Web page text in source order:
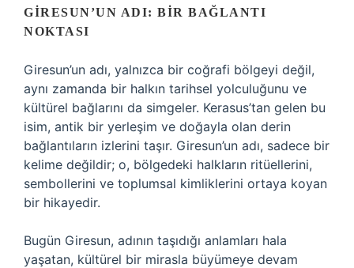
GIRESUN’UN ADI: BIR BAĞLANTI
NOKTASI
Giresun’un adı, yalnızca bir coğrafi bölgeyi değil,
aynı zamanda bir halkın tarihsel yolculuğunu ve
kültürel bağlarını da simgeler. Kerasus’tan gelen bu
isim, antik bir yerleşim ve doğayla olan derin
bağlantıların izlerini taşır. Giresun’un adı, sadece bir
kelime değildir; o, bölgedeki halkların ritüellerini,
sembollerini ve toplumsal kimliklerini ortaya koyan
bir hikayedir.
Bugün Giresun, adının taşıdığı anlamları hala
yaşatan, kültürel bir mirasla büyümeye devam